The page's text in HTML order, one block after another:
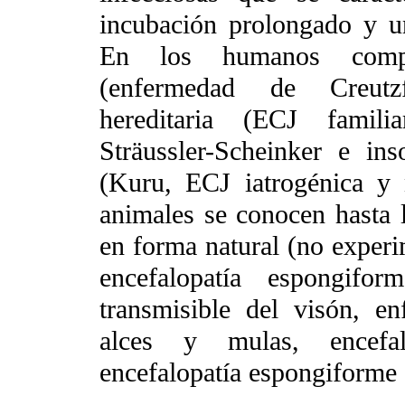
incubación prolongado y
En los humanos
(enfermedad de
hereditaria (ECJ
Sträussler-Scheinker e
(Kuru, ECJ iatrogénica
animales se conocen
en forma natural (no
encefalopatía
transmisible del visón,
alces y mulas,
encefalopatía